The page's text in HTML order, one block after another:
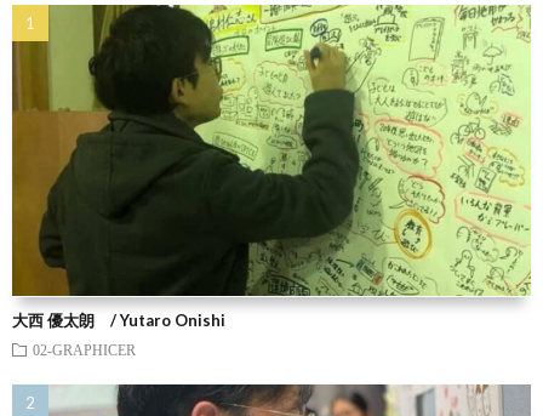
大西 優太朗 / Yutaro Onishi
02-GRAPHICER